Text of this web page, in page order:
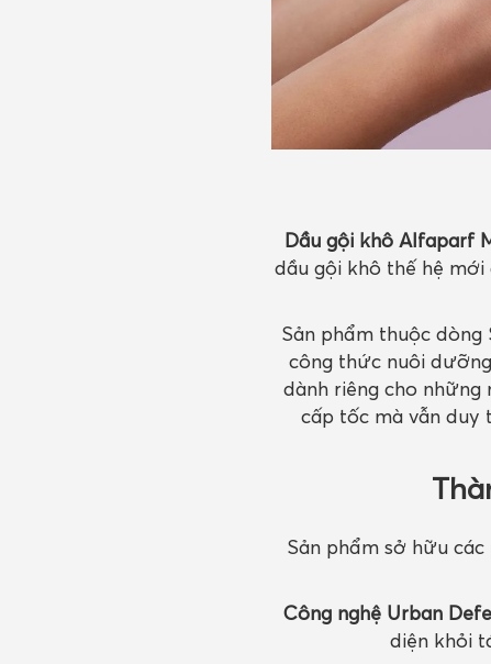
Dầu gội khô Alfaparf
dầu gội khô thế hệ
Sản phẩm thuộc dòng
công thức nuôi
dành riêng cho những
cấp tốc mà vẫn duy
Sản phẩm sở hữu
Công nghệ Urban
diện khỏi